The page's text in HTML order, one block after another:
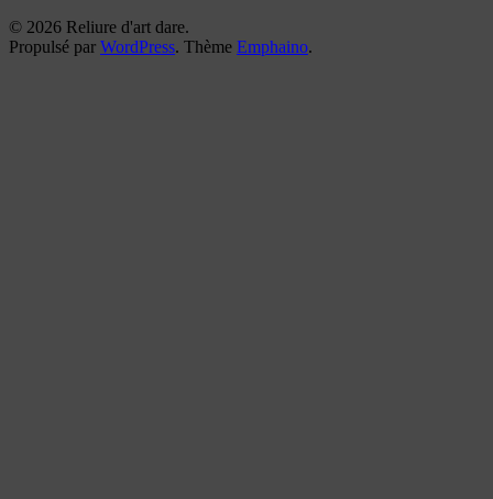
© 2026 Reliure d'art dare.
Propulsé par WordPress. Thème Emphaino.